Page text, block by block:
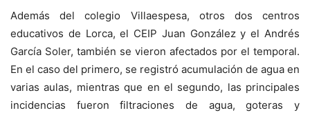
Además del colegio Villaespesa, otros dos centros
educativos de Lorca, el CEIP Juan González y el Andrés
García Soler, también se vieron afectados por el temporal.
En el caso del primero, se registró acumulación de agua en
varias aulas, mientras que en el segundo, las principales
incidencias fueron filtraciones de agua, goteras y